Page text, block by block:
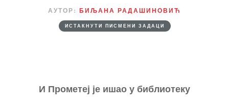
АУТОР: БИЉАНА РАДАШИНОВИЋ
ИСТАКНУТИ ПИСМЕНИ ЗАДАЦИ
И Прометеј је ишао у библиотеку